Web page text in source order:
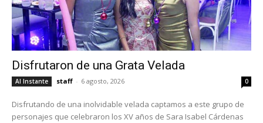
Disfrutaron de una Grata Velada
Al Instante staff - 6 agosto, 2026 0
Disfrutando de una inolvidable velada captamos a este grupo de
personajes que celebraron los XV años de Sara Isabel Cárdenas